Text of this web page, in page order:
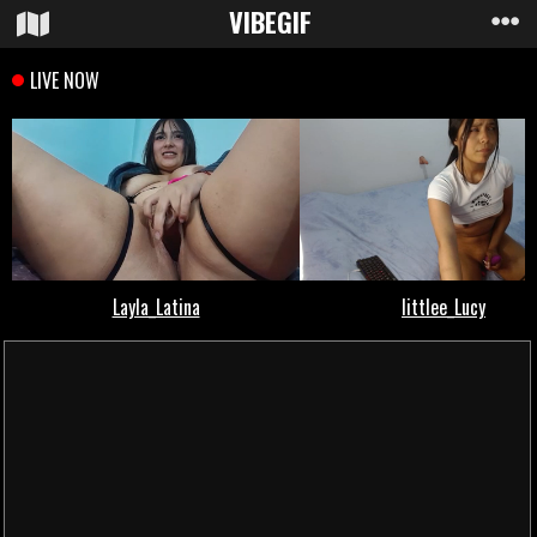
VIBEGIF